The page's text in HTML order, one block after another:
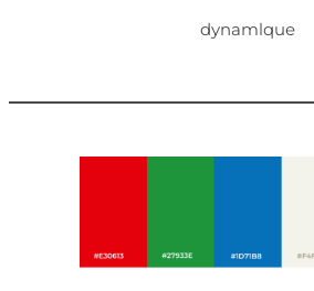
dynamlque